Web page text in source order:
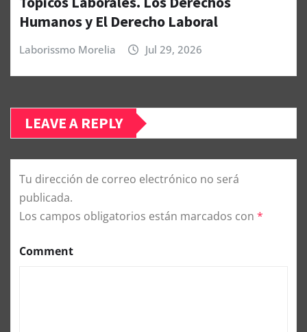
Humanos y El Derecho Laboral
Laborissmo Morelia Jul 29, 2026
LEAVE A REPLY
Tu dirección de correo electrónico no será
publicada.
Los campos obligatorios están marcados con *
Comment